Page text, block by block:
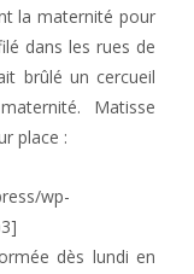
la maternité pour
dans les rues de
brûlé un cercueil
Matisse
place :
wp-
dès lundi en